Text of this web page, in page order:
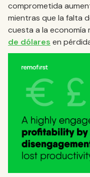
comprometida
mientras que la falta
cuesta a la economía
de dólares en